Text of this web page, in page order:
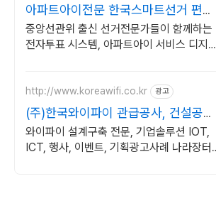
아파트아이전문 한국스마트선거 편리
하고 안전한 전자투표!
중앙선관위 출신 선거전문가들이 함께하는
전자투표 시스템, 아파트아이 서비스 디지털
http://www.koreawifi.co.kr 광고
(주)한국와이파이 관급공사, 건설공사
가능
와이파이 설계구축 전문, 기업솔루션 IOT,
ICT, 행사, 이벤트, 기획광고사례 나라장터